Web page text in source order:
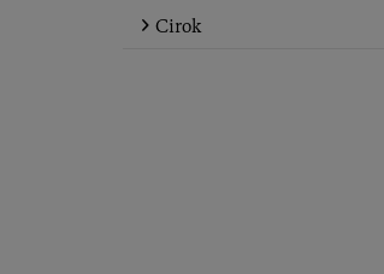
Cirok